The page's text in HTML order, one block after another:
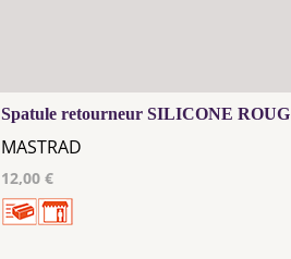
Spatule retourneur SILICONE ROUG
MASTRAD
12,00 €